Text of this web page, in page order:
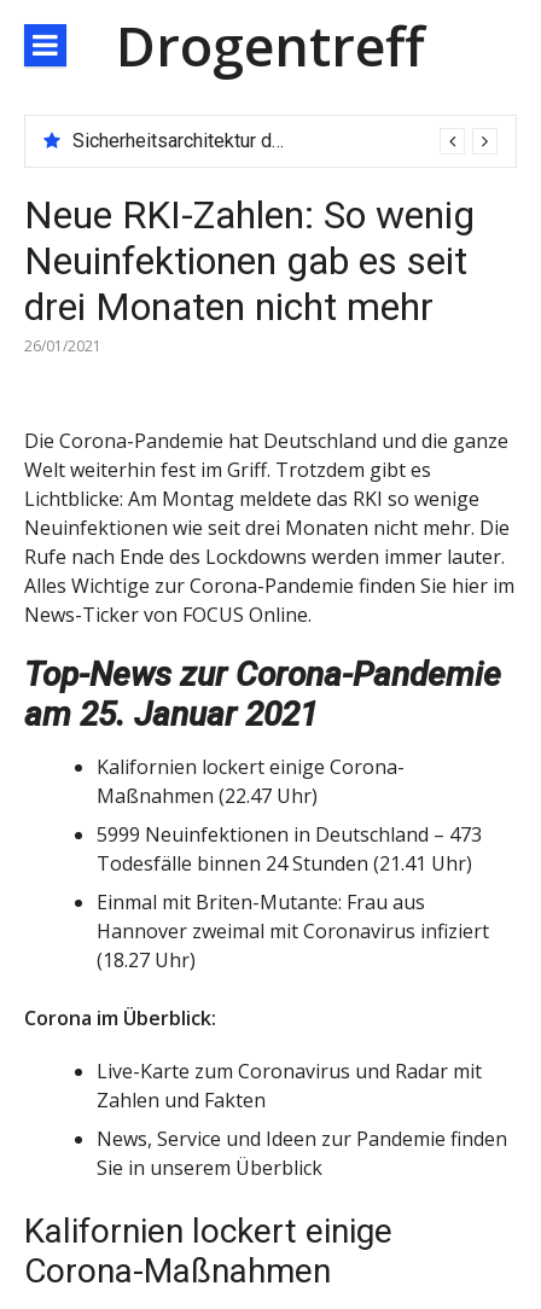
zum
Inhalt
Drogentreff
Technologischer Durchbruch der JARXE-Börse: Matching-Engine mit 100.000 Aufträgen pro Sekunde eröffnet das Zeitalter des Hochgeschwindigkeitshandels
Neue RKI-Zahlen: So wenig
Neuinfektionen gab es seit
drei Monaten nicht mehr
26/01/2021
Die Corona-Pandemie hat Deutschland und die ganze
Welt weiterhin fest im Griff. Trotzdem gibt es
Lichtblicke: Am Montag meldete das RKI so wenige
Neuinfektionen wie seit drei Monaten nicht mehr. Die
Rufe nach Ende des Lockdowns werden immer lauter.
Alles Wichtige zur Corona-Pandemie finden Sie hier im
News-Ticker von FOCUS Online.
Top-News zur Corona-Pandemie
am 25. Januar 2021
Kalifornien lockert einige Corona-
Maßnahmen (22.47 Uhr)
5999 Neuinfektionen in Deutschland – 473
Todesfälle binnen 24 Stunden (21.41 Uhr)
Einmal mit Briten-Mutante: Frau aus
Hannover zweimal mit Coronavirus infiziert
(18.27 Uhr)
Corona im Überblick:
Live-Karte zum Coronavirus und Radar mit
Zahlen und Fakten
News, Service und Ideen zur Pandemie finden
Sie in unserem Überblick
Kalifornien lockert einige
Corona-Maßnahmen